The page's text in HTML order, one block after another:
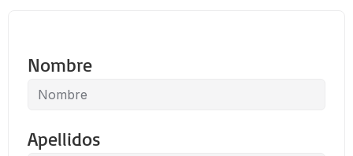
Nombre
Apellidos